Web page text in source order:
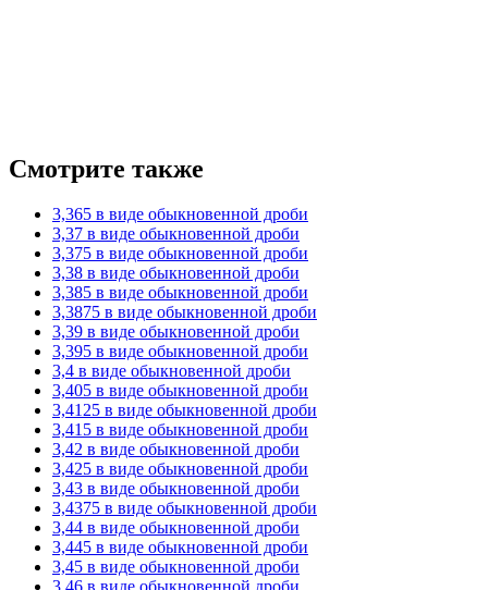
Смотрите также
3,365 в виде обыкновенной дроби
3,37 в виде обыкновенной дроби
3,375 в виде обыкновенной дроби
3,38 в виде обыкновенной дроби
3,385 в виде обыкновенной дроби
3,3875 в виде обыкновенной дроби
3,39 в виде обыкновенной дроби
3,395 в виде обыкновенной дроби
3,4 в виде обыкновенной дроби
3,405 в виде обыкновенной дроби
3,4125 в виде обыкновенной дроби
3,415 в виде обыкновенной дроби
3,42 в виде обыкновенной дроби
3,425 в виде обыкновенной дроби
3,43 в виде обыкновенной дроби
3,4375 в виде обыкновенной дроби
3,44 в виде обыкновенной дроби
3,445 в виде обыкновенной дроби
3,45 в виде обыкновенной дроби